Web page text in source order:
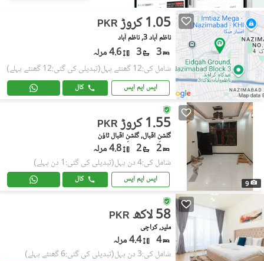
PKR 1.05 کروڑ
ناظم آباد 3, ناظم آباد
3
3 4.6 مرلہ
شامل کی:12 گھنٹے پہل (تبدیلی کی گئی:12 گھنٹے پہلے)
ایس ایم ایس کال
9
PKR 1.55 کروڑ
گلشنِ اقبال, گلشنِ اقبال ٹاؤن
2
2 4.8 مرلہ
شامل کی:4 دن پہل (تبدیلی کی گئی:1 دن پہلے)
ایس ایم ایس کال
PKR 58 لاکھ
ملیر, کراچی
4 4.4 مرلہ
شامل کی:3 دن پہل (تبدیلی کی گئی:6 گھنٹے پہلے)